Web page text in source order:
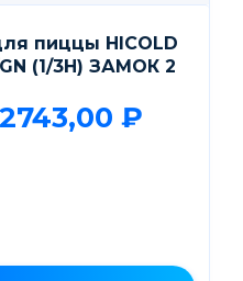
пиццы HICOLD
GN (1/3H) ЗАМОК 2
₽